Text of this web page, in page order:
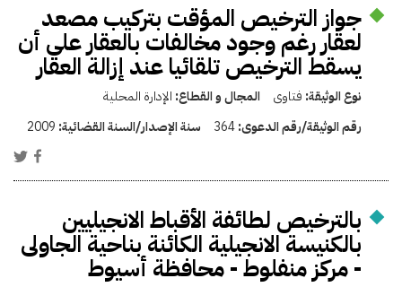
جواز الترخيص المؤقت بتركيب مصعد
لعقار رغم وجود مخالفات بالعقار علي أن
يسقط الترخيص تلقائيا عند إزالة العقار
نوع الوثيقة: فتاوى المجال و القطاع: الإدارة المحلية
رقم الوثيقة/رقم الدعوى:364 سنة الإصدار/السنة القضائية: 2009
بالترخيص لطائفة الأقباط الانجيليين
بالكنيسة الانجيلية الكائنة بناحية الجاولى
- مركز منفلوط - محافظة أسيوط